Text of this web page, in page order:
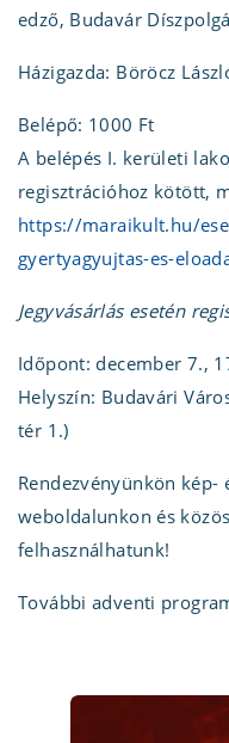
edző, Budavár
Házigazda: Böröcz
Belépő: 1000 Ft
A belépés I. kerületi
regisztrációhoz kötött,
https://maraikult.hu/
gyertyagyujtas-es-
Jegyvásárlás esetén
Időpont: december 7.,
Helyszín: Budavári
tér 1.)
Rendezvényünkön
weboldalunkon és
felhasználhatunk!
További adventi